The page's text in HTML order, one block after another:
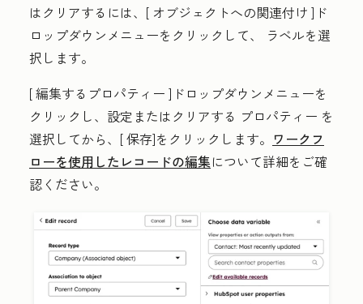
はクリアするには、[ オブジェクトへの関連付け ]ド
ロップダウンメニューをクリックして、
ラベルを選
択します。
[編集するプロパティー ]ドロップダウンメニューを
クリックし、設定またはクリアする プロパティー を
選択してから、[保存]をクリックします。 ワークフ
ローを使用したレコードの編集について詳細をご確
認ください。